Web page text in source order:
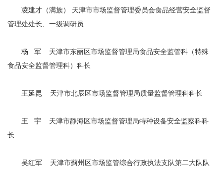
凌建才（满族） 天津市市场监督管理委员会食品经营安全监督
管理处处长、一级调研员
杨 军 天津市东丽区市场监督管理局食品安全监管科（特殊
食品安全监督管理科）科长
王延昆 天津市北辰区市场监督管理局质量监督管理科科长
王 宇 天津市静海区市场监督管理局特种设备安全监察科科
长
吴红军 天津市蓟州区市场监管综合行政执法支队第二大队队